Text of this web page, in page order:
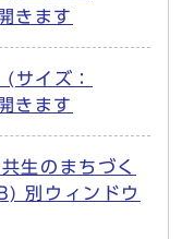
きます
サイズ：
きます
生のまちづく
別ウィンドウ